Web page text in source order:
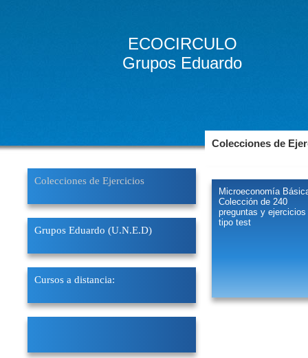
ECOCIRCULO
Grupos Eduardo
Colecciones de Ejercicios
Grupos Eduardo (U.N.E.D)
Cursos a distancia:
Colecciones de
Microeconomía
Colección de 240
preguntas y ejercicios
tipo test